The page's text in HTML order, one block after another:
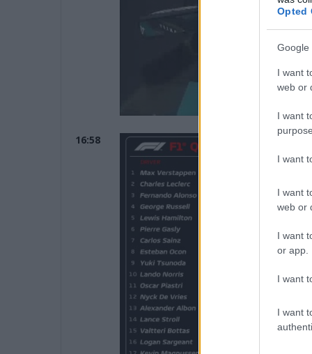
Opted
Google
I want
web or
I want
I want
I want
web or
I want
or app.
I want
I want
16:58